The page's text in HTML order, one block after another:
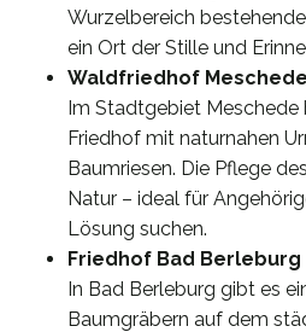
Wurzelbereich
ein Ort der Stille und
Waldfriedhof Meschede
Im Stadtgebiet Meschede
Friedhof mit naturnahen
Baumriesen. Die Pflege
Natur – ideal für
Lösung suchen.
Friedhof Bad Berleburg
In Bad Berleburg gibt es
Baumgräbern auf dem